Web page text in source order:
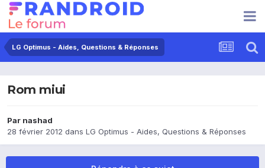
LG Optimus - Aides, Questions & Réponses
Rom miui
Par nashad
28 février 2012 dans LG Optimus - Aides, Questions & Réponses